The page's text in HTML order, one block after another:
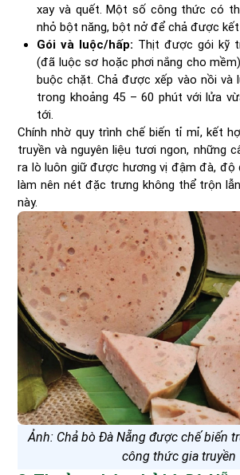
xay và quết. Một số công thức có
nhỏ bột năng, bột nở để chả được kết
Gói và luộc/hấp: Thịt được gói kỹ
(đã luộc sơ hoặc phơi nắng cho
buộc chặt. Chả được xếp vào nồi và
trong khoảng 45 – 60 phút với lửa
tới.
Chính nhờ quy trình chế biến tỉ mỉ, kết
truyền và nguyên liệu tươi ngon, những
ra lò luôn giữ được hương vị đậm đà, độ
làm nên nét đặc trưng không thể trộn
này.
Ảnh: Chả bò Đà Nẵng được chế biến
công thức gia truyền